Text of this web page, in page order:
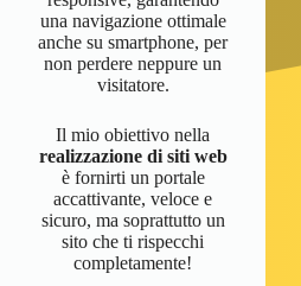
una navigazione ottimale
anche su smartphone, per
non perdere neppure un
visitatore.
Il mio obiettivo nella
realizzazione di siti web
è fornirti un portale
accattivante, veloce e
sicuro, ma soprattutto un
sito che ti rispecchi
completamente!